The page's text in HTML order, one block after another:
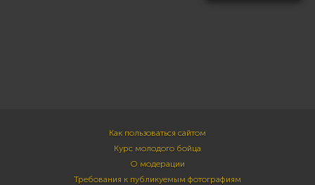
Как пользоваться сайтом
Курс молодого бойца
О модерации
Требования к публикуемым фотографиям